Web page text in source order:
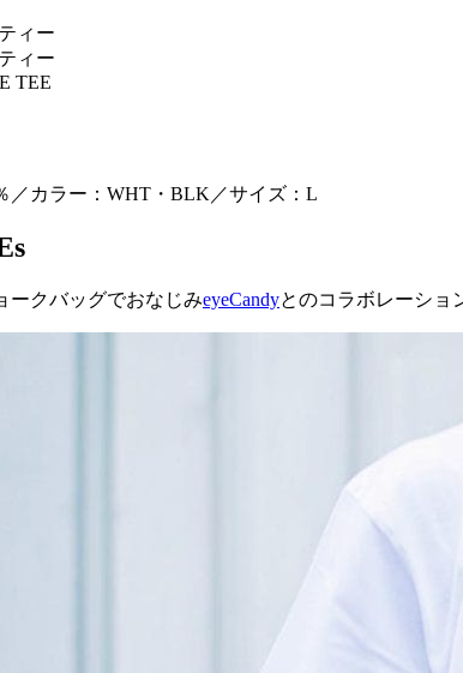
／カラー：WHT・BLK／サイズ：L
ークバッグでおなじみeyeCandyとのコラボレーショ